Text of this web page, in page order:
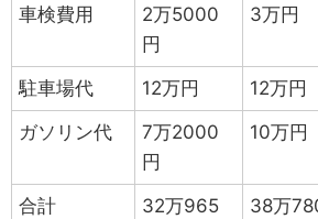
車検費用
2万5000
円
3万円
駐車場代 12万円 12万円
ガソリン代
7万2000
円
10万円
合計
32万965
38万